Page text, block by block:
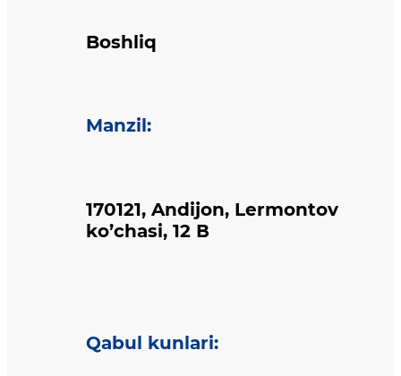
Boshliq
Manzil:
170121, Andijon, Lermontov
ko’chasi, 12 В
Qabul kunlari: